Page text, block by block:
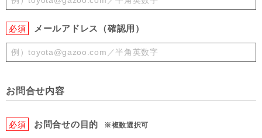
必須 メールアドレス（確認用）
お問合せ内容
必須 お問合せの目的 ※複数選択可